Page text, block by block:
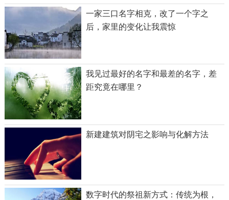
一家三口名字相克，改了一个字之
后，家里的变化让我震惊
我见过最好的名字和最差的名字，差
距究竟在哪里？
新建建筑对阴宅之影响与化解方法
数字时代的祭祖新方式：传统为根，